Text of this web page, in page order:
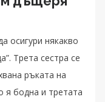
осигури някакво
Трета сестра се
ръката на
я бодна и третата